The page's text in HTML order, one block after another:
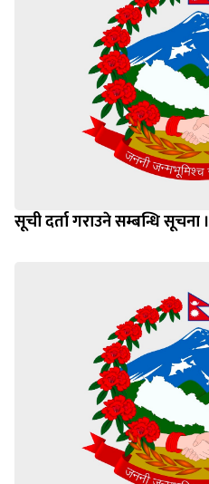
सूची दर्ता गराउने सम्बन्धि सूचना ।